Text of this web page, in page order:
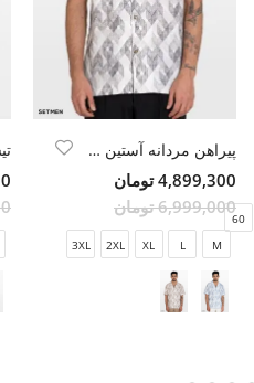
60
پیراهن مردانه آستین کوتاه
4,899,300 تومان
6,999,000 تومان
M
L
XL
2XL
3XL